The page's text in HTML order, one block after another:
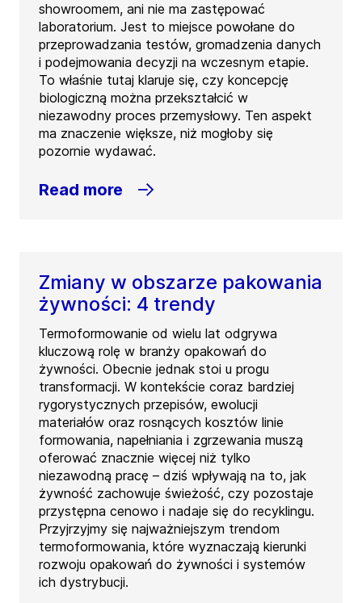
showroomem, ani nie ma zastępować
laboratorium. Jest to miejsce powołane do
przeprowadzania testów, gromadzenia danych
i podejmowania decyzji na wczesnym etapie.
To właśnie tutaj klaruje się, czy koncepcję
biologiczną można przekształcić w
niezawodny proces przemysłowy. Ten aspekt
ma znaczenie większe, niż mogłoby się
pozornie wydawać.
Read more
Zmiany w obszarze pakowania
żywności: 4 trendy
Termoformowanie od wielu lat odgrywa
kluczową rolę w branży opakowań do
żywności. Obecnie jednak stoi u progu
transformacji. W kontekście coraz bardziej
rygorystycznych przepisów, ewolucji
materiałów oraz rosnących kosztów linie
formowania, napełniania i zgrzewania muszą
oferować znacznie więcej niż tylko
niezawodną pracę – dziś wpływają na to, jak
żywność zachowuje świeżość, czy pozostaje
przystępna cenowo i nadaje się do recyklingu.
Przyjrzyjmy się najważniejszym trendom
termoformowania, które wyznaczają kierunki
rozwoju opakowań do żywności i systemów
ich dystrybucji.